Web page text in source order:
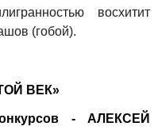
восхитит
(гобой).
ВЕК»
- АЛЕКСЕЙ